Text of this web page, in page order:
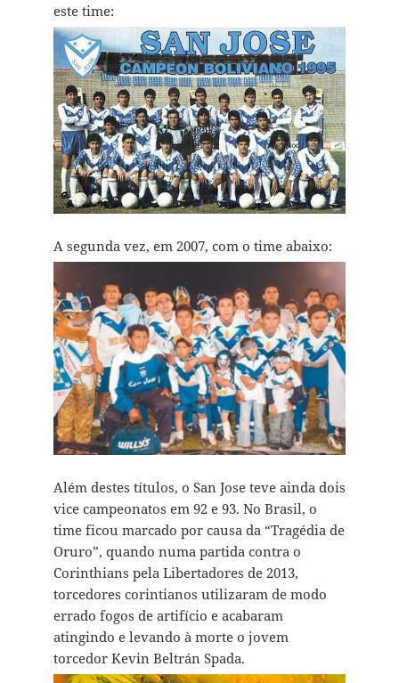
este time:
A segunda vez, em 2007, com o time abaixo:
Além destes títulos, o San Jose teve ainda dois
vice campeonatos em 92 e 93. No Brasil, o
time ficou marcado por causa da “Tragédia de
Oruro”, quando numa partida contra o
Corinthians pela Libertadores de 2013,
torcedores corintianos utilizaram de modo
errado fogos de artifício e acabaram
atingindo e levando à morte o jovem
torcedor Kevin Beltrán Spada.